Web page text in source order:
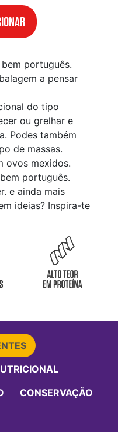
português.
a pensar
do tipo
ou grelhar e
Podes também
de massas.
ovos mexidos.
português.
e ainda mais
ideias? Inspira-te
CONSERVAÇÃO